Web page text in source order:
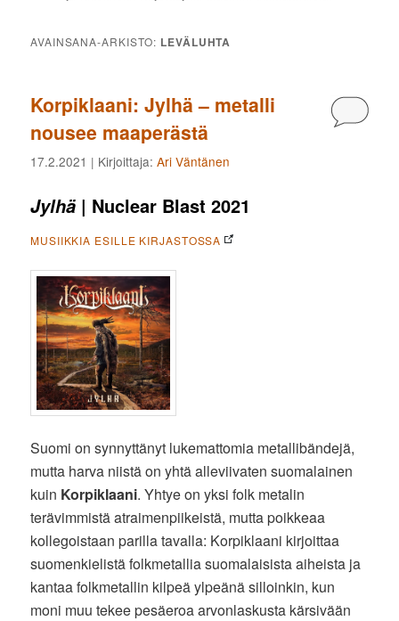
AVAINSANA-ARKISTO: LEVÄLUHTA
Korpiklaani: Jylhä – metalli
nousee maaperästä
17.2.2021 | Kirjoittaja:Ari Väntänen
Jylhä | Nuclear Blast 2021
MUSIIKKIA ESILLE KIRJASTOSSA
Suomi on synnyttänyt lukemattomia metallibändejä,
mutta harva niistä on yhtä alleviivaten suomalainen
kuin Korpiklaani. Yhtye on yksi folk metalin
terävimmistä atraimenpiikeistä, mutta poikkeaa
kollegoistaan parilla tavalla: Korpiklaani kirjoittaa
suomenkielistä folkmetallia suomalaisista aiheista ja
kantaa folkmetallin kilpeä ylpeänä silloinkin, kun
moni muu tekee pesäeroa arvonlaskusta kärsivään